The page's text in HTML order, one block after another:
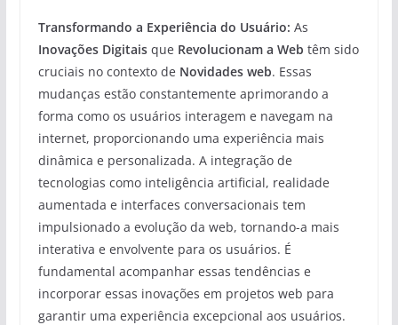
Transformando a Experiência do Usuário: As
Inovações Digitaisque Revolucionam a Web têm sido
cruciais no contexto de Novidades web. Essas
mudanças estão constantemente aprimorando a
forma como os usuários interagem e navegam na
internet, proporcionando uma experiência mais
dinâmica e personalizada. A integração de
tecnologias como inteligência artificial, realidade
aumentada e interfaces conversacionais tem
impulsionado a evolução da web, tornando-a mais
interativa e envolvente para os usuários. É
fundamental acompanhar essas tendências e
incorporar essas inovações em projetos web para
garantir uma experiência excepcional aos usuários.